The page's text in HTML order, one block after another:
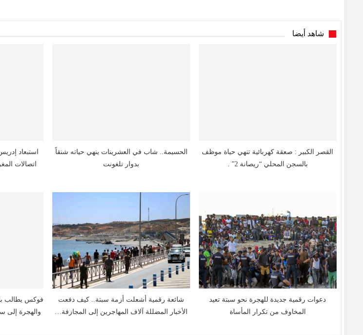
شاهد أيضا
القصر الكبير : صعقة كهربائية تنهي حياة موظف
بالسجن المحلي “ريصانة 2” .
الحسيمة.. شاب في العشرينات ينهي حياته شنقاً
بدوار تلغونت
استبعاد
اتصالات
دعوات رقمية جديدة للهجرة نحو سبتة تعيد
المخاوف من تكرار المأساة
شائعة رقمية أشعلت أزمة سبتة.. كيف دفعت
الأخبار المضللة آلاف المهاجرين إلى المجازفة…
والهجرة إلى